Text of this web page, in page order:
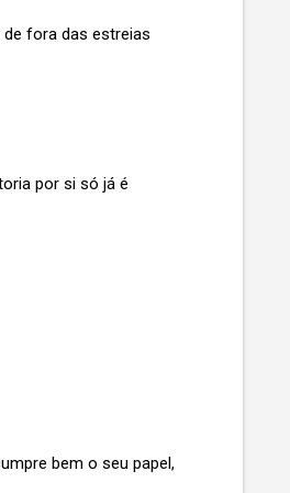
de fora das estreias
por si só já é
bem o seu papel,